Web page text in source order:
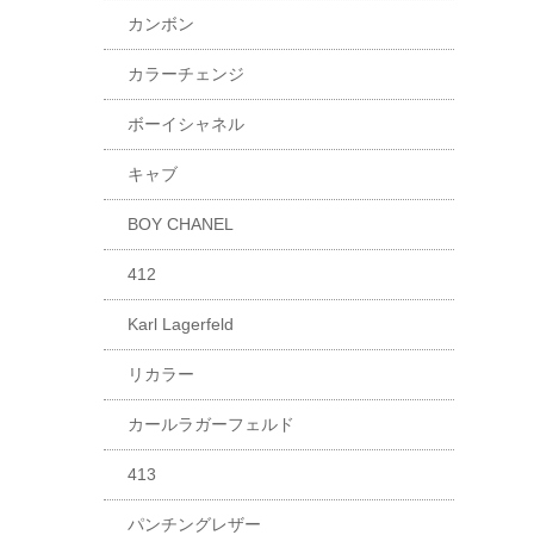
カンボン
カラーチェンジ
ボーイシャネル
キャブ
BOY CHANEL
412
Karl Lagerfeld
リカラー
カールラガーフェルド
413
パンチングレザー